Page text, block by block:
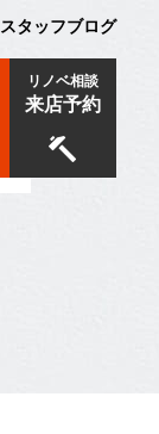
リノベ相談
来店予約
スタッフブログ